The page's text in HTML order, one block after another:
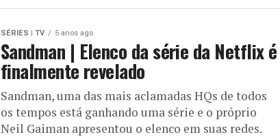
SÉRIES | TV 5 anos ago
Sandman | Elenco da série da Netflix é
finalmente revelado
Sandman, uma das mais aclamadas HQs de todos
os tempos está ganhando uma série e o próprio
Neil Gaiman apresentou o elenco em suas redes.